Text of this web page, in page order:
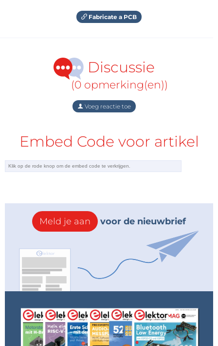
Fabricate a PCB
Discussie
(0 opmerking(en))
Voeg reactie toe
Embed Code voor artikel
Meld je aan voor de nieuwbrief